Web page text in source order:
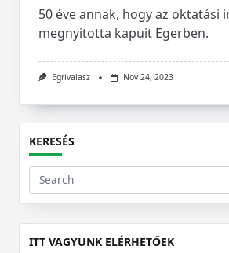
50 éve annak, hogy az oktatási
megnyitotta kapuit Egerben.
Egrivalasz Nov 24, 2023
KERESÉS
Search
for:
ITT VAGYUNK ELÉRHETŐEK